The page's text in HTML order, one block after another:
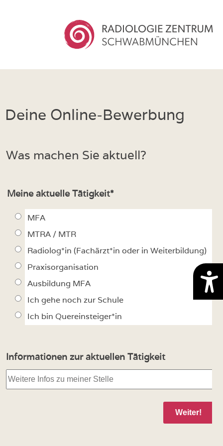
Zur Startseite von
Deine Online-Bewerbung
Was machen Sie aktuell?
Meine aktuelle Tätigkeit*
MFA
MTRA / MTR
Radiolog*in (Fachärzt*in oder in Weiterbildung)
Praxisorganisation
Ausbildung MFA
Ich gehe noch zur Schule
Ich bin Quereinsteiger*in
Informationen zur aktuellen Tätigkeit
Weiter!